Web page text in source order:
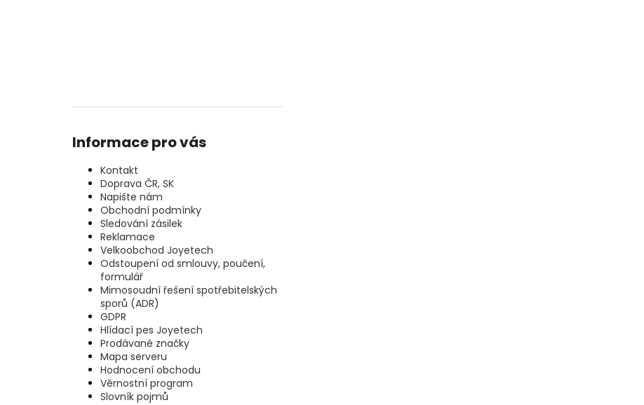
Informace pro vás
Kontakt
Doprava ČR, SK
Napište nám
Obchodní podmínky
Sledování zásilek
Reklamace
Velkoobchod Joyetech
Odstoupení od smlouvy, poučení,
formulář
Mimosoudní řešení spotřebitelských
sporů (ADR)
GDPR
Hlídací pes Joyetech
Prodávané značky
Mapa serveru
Hodnocení obchodu
Věrnostní program
Slovník pojmů